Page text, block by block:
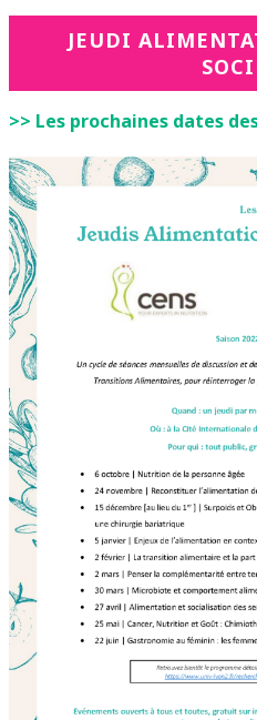
JEUDI
>> Les prochaines dates